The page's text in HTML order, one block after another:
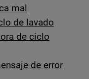
mal
de lavado
de ciclo
de error